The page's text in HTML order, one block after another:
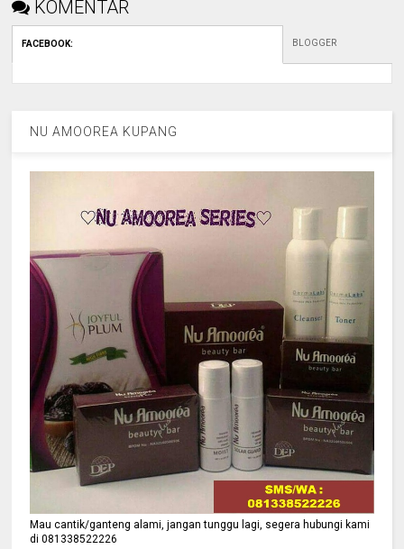
KOMENTAR
FACEBOOK: BLOGGER
NU AMOOREA KUPANG
Mau cantik/ganteng alami, jangan tunggu lagi, segera hubungi kami
di 081338522226